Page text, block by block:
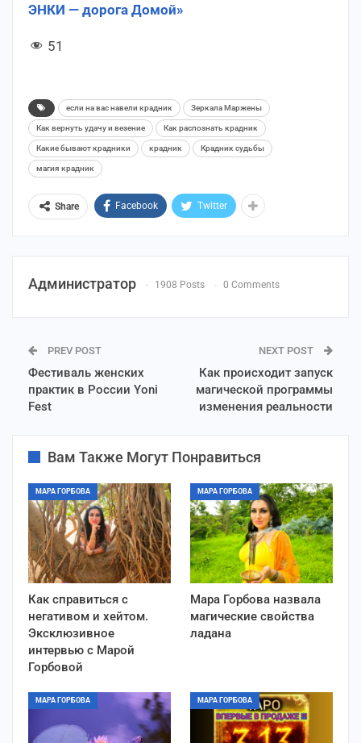
ЭНКИ — дорога Домой»
51
если на вас навели крадник Зеркала Маржены
Как вернуть удачу и везение Как распознать крадник
Какие бывают крадники крадник Крадник судьбы
магия крадник
Share Facebook Twitter
Администратор 1908 Posts 0 Comments
PREV POST
Фестиваль женских
практик в России Yoni
Fest
NEXT POST
Как происходит запуск
магической программы
изменения реальности
Вам Также Могут Понравиться
МАРА ГОРБОВА
Как справиться с
негативом и хейтом.
Эксклюзивное
интервью с Марой
Горбовой
МАРА ГОРБОВА
Мара Горбова назвала
магические свойства
ладана
МАРА ГОРБОВА МАРА ГОРБОВА